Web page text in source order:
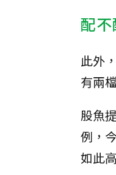
配
此外
有兩
股魚
例，
如此